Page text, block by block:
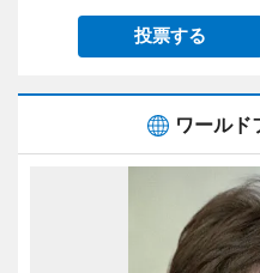
投票する
ワールド